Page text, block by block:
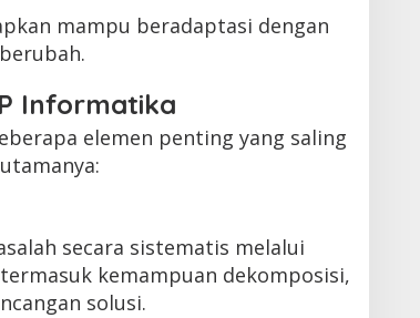
mampu beradaptasi dengan
Informatika
elemen penting yang saling
secara sistematis melalui
kemampuan dekomposisi,
solusi.